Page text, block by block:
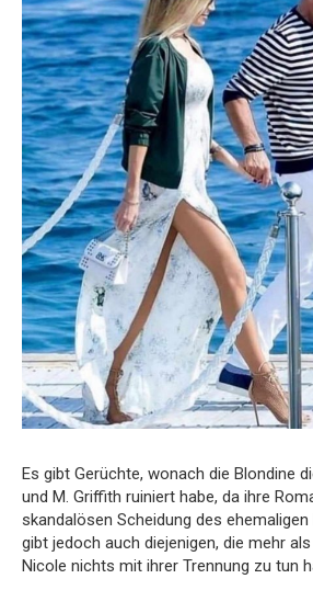
Es gibt Gerüchte, wonach die Blondine
und M. Griffith ruiniert habe, da ihre
skandalösen Scheidung des ehemaligen
gibt jedoch auch diejenigen, die mehr
Nicole nichts mit ihrer Trennung zu tun